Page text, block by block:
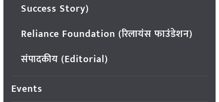
Success Story)
Reliance Foundation (रिलायंस फाउंडेशन)
संपादकीय (Editorial)
Events